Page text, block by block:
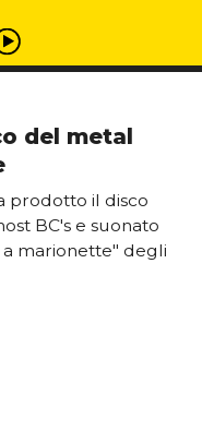
del metal
prodotto il disco
BC's e suonato
marionette" degli